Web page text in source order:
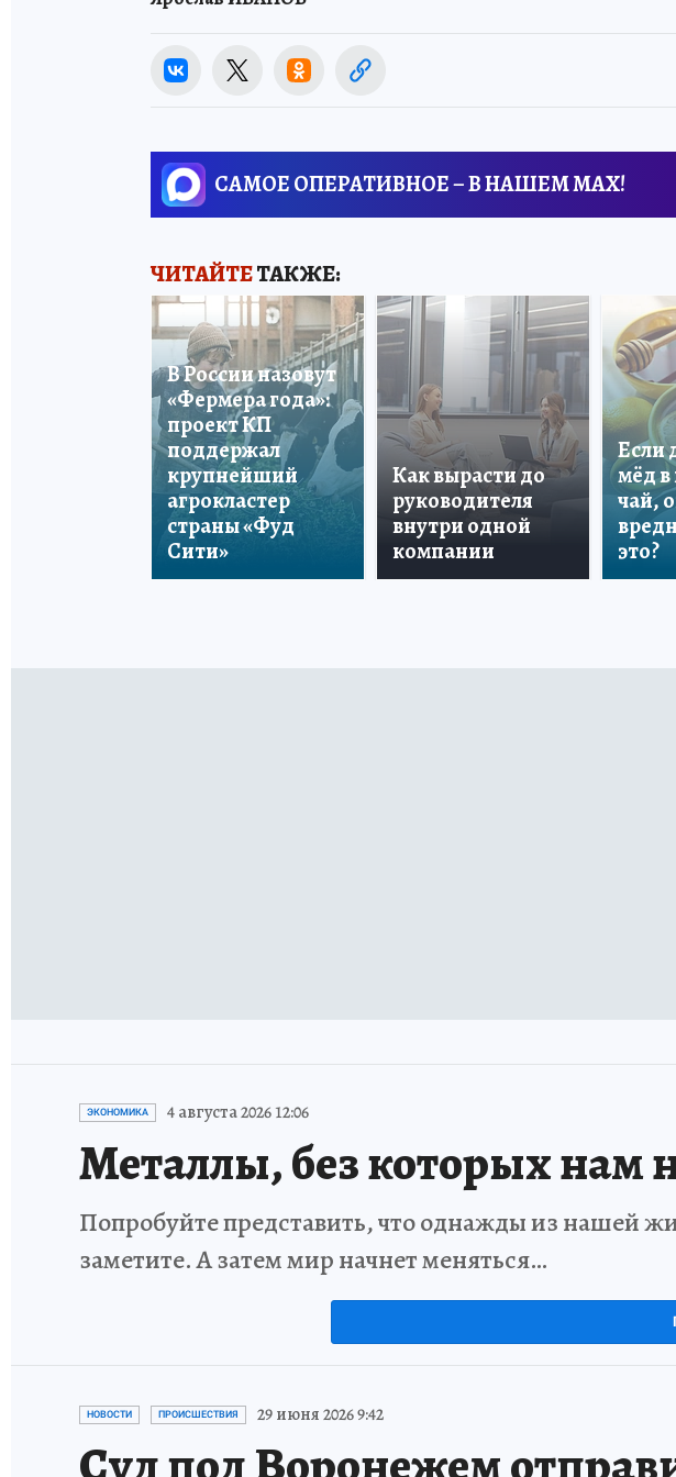
САМОЕ ОПЕРАТИВНОЕ – В НАШЕМ MAX!
ЧИТАЙТЕТАКЖЕ:
В России назовут
«Фермера года»:
проект КП
поддержал
крупнейший
агрокластер
страны «Фуд
Сити»
Как вырасти до
руководителя
внутри одной
компании
Если
мёд в
чай,
это?
ЭКОНОМИКА 4 августа 2026 12:06
Металлы, без которых нам
Попробуйте представить, что однажды из нашей
заметите. А затем мир начнет меняться…
НОВОСТИ ПРОИСШЕСТВИЯ 29 июня 2026 9:42